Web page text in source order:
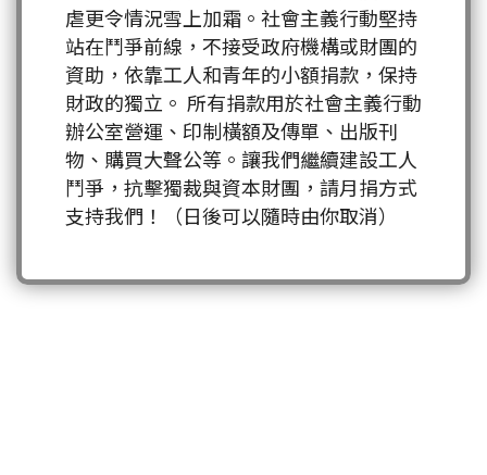
虐更令情況雪上加霜。社會主義行動堅持
站在鬥爭前線，不接受政府機構或財團的
資助，依靠工人和青年的小額捐款，保持
財政的獨立。 所有捐款用於社會主義行動
辦公室營運、印制橫額及傳單、出版刊
物、購買大聲公等。讓我們繼續建設工人
鬥爭，抗擊獨裁與資本財團，請月捐方式
支持我們！（日後可以隨時由你取消）